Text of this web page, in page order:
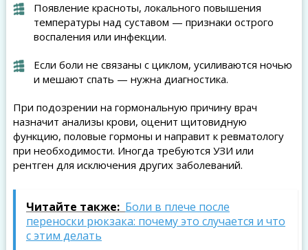
Появление красноты, локального повышения
температуры над суставом — признаки острого
воспаления или инфекции.
Если боли не связаны с циклом, усиливаются ночью
и мешают спать — нужна диагностика.
При подозрении на гормональную причину врач
назначит анализы крови, оценит щитовидную
функцию, половые гормоны и направит к ревматологу
при необходимости. Иногда требуются УЗИ или
рентген для исключения других заболеваний.
Читайте также: Боли в плече после
переноски рюкзака: почему это случается и что
с этим делать